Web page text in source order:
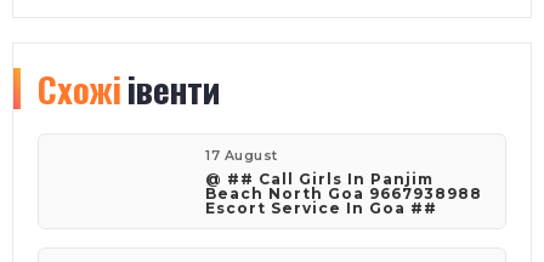
Схожіівенти
17 August
@ ## Call Girls In Panjim
Beach North Goa 9667938988
Escort Service In Goa ##